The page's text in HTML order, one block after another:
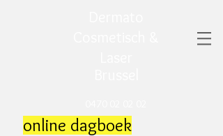
online dagboek